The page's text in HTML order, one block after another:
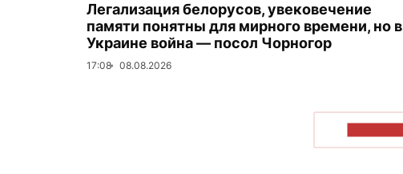
Легализация белорусов, увековечение
памяти понятны для мирного времени, но в
Украине война — посол Чорногор
17:08 08.08.2026